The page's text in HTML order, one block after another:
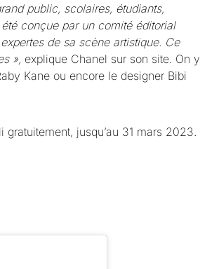
public, scolaires, étudiants,
conçue par un comité éditorial
de sa scène artistique. Ce
», explique Chanel sur son site. On y
Kane ou encore le designer Bibi
jusqu’au 31 mars 2023.